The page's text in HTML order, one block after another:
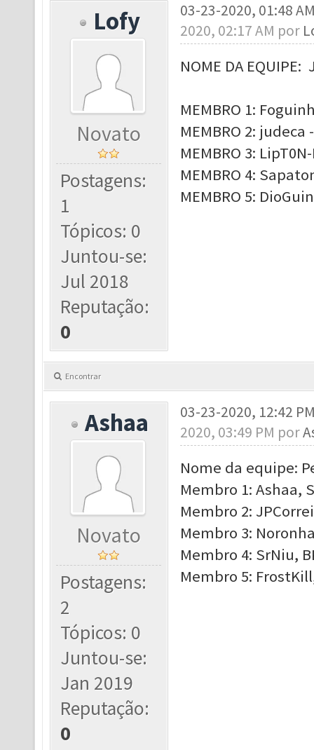
Lofy
Novato
Postagens:
1
Tópicos: 0
Juntou-se:
Jul 2018
Reputação:
0
03-23-2020, 01:48
2020, 02:17 AM por
NOME DA EQUIPE:
MEMBRO 1:
MEMBRO 2: judeca
MEMBRO 3:
MEMBRO 4:
MEMBRO 5:
Encontrar
Ashaa
Novato
Postagens:
2
Tópicos: 0
Juntou-se:
Jan 2019
Reputação:
0
03-23-2020, 12:42
2020, 03:49 PM por
Nome da equipe:
Membro 1: Ashaa,
Membro 2:
Membro 3:
Membro 4: SrNiu,
Membro 5: